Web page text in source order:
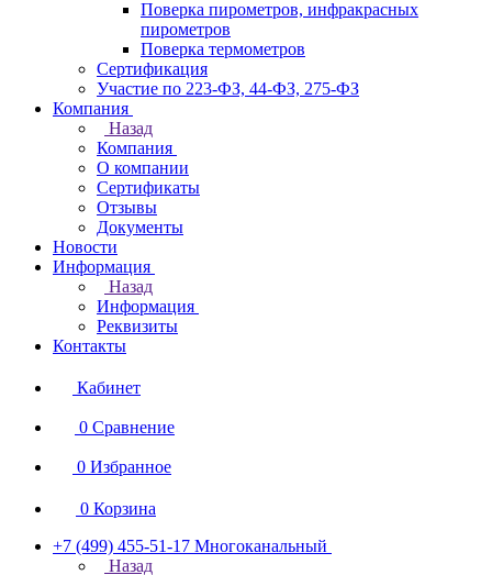
Поверка пирометров, инфракрасных
пирометров
Поверка термометров
Сертификация
Участие по 223-ФЗ, 44-ФЗ, 275-ФЗ
Компания
Назад
Компания
О компании
Сертификаты
Отзывы
Документы
Новости
Информация
Назад
Информация
Реквизиты
Контакты
Кабинет
0 Сравнение
0 Избранное
0 Корзина
+7 (499) 455-51-17 Многоканальный
Назад